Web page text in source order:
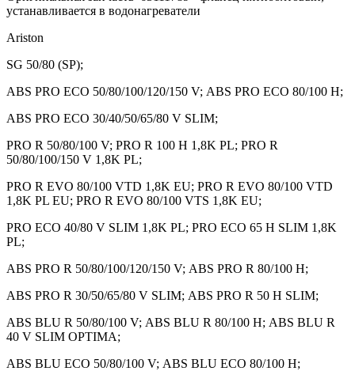
устанавливается в водонагреватели
Ariston
SG 50/80 (SP);
ABS PRO ECO 50/80/100/120/150 V; ABS PRO ECO 80/100 H;
ABS PRO ECO 30/40/50/65/80 V SLIM;
PRO R 50/80/100 V; PRO R 100 H 1,8K PL; PRO R
50/80/100/150 V 1,8K PL;
PRO R EVO 80/100 VTD 1,8K EU; PRO R EVO 80/100 VTD
1,8K PL EU; PRO R EVO 80/100 VTS 1,8K EU;
PRO ECO 40/80 V SLIM 1,8K PL; PRO ECO 65 H SLIM 1,8K
PL;
ABS PRO R 50/80/100/120/150 V; ABS PRO R 80/100 H;
ABS PRO R 30/50/65/80 V SLIM; ABS PRO R 50 H SLIM;
ABS BLU R 50/80/100 V; ABS BLU R 80/100 H; ABS BLU R
40 V SLIM OPTIMA;
ABS BLU ECO 50/80/100 V; ABS BLU ECO 80/100 H;